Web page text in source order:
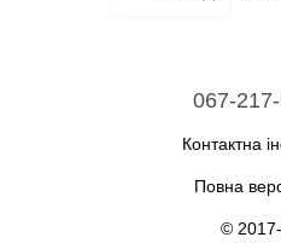
067-
Контактна
Повна
©